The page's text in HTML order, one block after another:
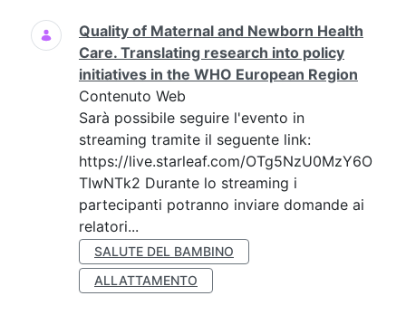
Quality of Maternal and Newborn Health
Care. Translating research into policy
initiatives in the WHO European Region
Contenuto Web
Sarà possibile seguire l'evento in
streaming tramite il seguente link:
https://live.starleaf.com/OTg5NzU0MzY6O
TIwNTk2 Durante lo streaming i
partecipanti potranno inviare domande ai
relatori...
SALUTE DEL BAMBINO
ALLATTAMENTO